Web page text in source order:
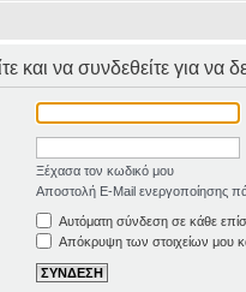
και να συνδεθείτε για να
Ξέχασα τον κωδικό μου
Αποστολή E-Mail ενεργοποίησης
Αυτόματη σύνδεση σε κάθε
Απόκρυψη των στοιχείων μου